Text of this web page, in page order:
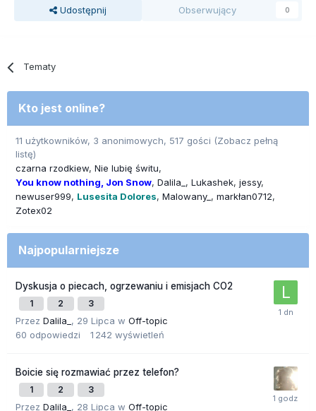
Udostępnij Obserwujący 0
Tematy
Kto jest online?
11 użytkowników, 3 anonimowych, 517 gości (Zobacz pełną
listę)
czarna rzodkiew Nie lubię świtu
You know nothing, Jon Snow Dalila_ Lukashek jessy
newuser999
Lusesita Dolores Malowany_
markłan0712
Zotex02
Najpopularniejsze
Dyskusja o piecach, ogrzewaniu i emisjach CO2
1 2 3
Przez Dalila_ , 29 Lipca w Off-topic
60 odpowiedzi 1 242 wyświetleń
Boicie się rozmawiać przez telefon?
1 2 3
Przez Dalila_ , 28 Lipca w Off-topic